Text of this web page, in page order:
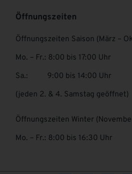
Öffnungszeiten
Öffnungszeiten Saison (März –
Mo. – Fr.: 8:00 bis 17:00 Uhr
Sa.: 9:00 bis 14:00 Uhr
(jeden 2. & 4. Samstag geöffnet)
Öffnungszeiten Winter
Mo. – Fr.: 8:00 bis 16:30 Uhr